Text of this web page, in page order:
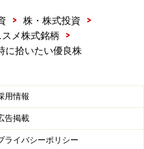
や技術を開発するしかな
汎用品と違って低価格競
ーからの買取価格が高く
能を求められる分野だ
負してきたのです。
品を生み出すことにな
> 株・株式投資
>
メ株式銘柄
>
に拾いたい優良株
用情報
告掲載
ライバシーポリシー